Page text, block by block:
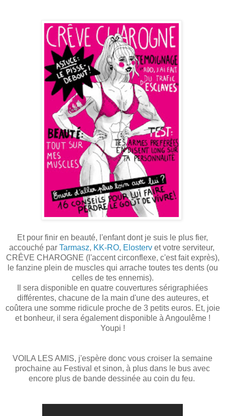
Et pour finir en beauté, l'enfant dont je suis le plus fier,
accouché par Tarmasz, KK-RO, Elostervet votre serviteur,
CRÊVE CHAROGNE (l'accent circonflexe, c'est fait exprès),
le fanzine plein de muscles qui arrache toutes tes dents (ou
celles de tes ennemis).
Il sera disponible en quatre couvertures sérigraphiées
différentes, chacune de la main d'une des auteures, et
coûtera une somme ridicule proche de 3 petits euros. Et, joie
et bonheur, il sera également disponible à Angoulême !
Youpi !
VOILA LES AMIS, j'espère donc vous croiser la semaine
prochaine au Festival et sinon, à plus dans le bus avec
encore plus de bande dessinée au coin du feu.